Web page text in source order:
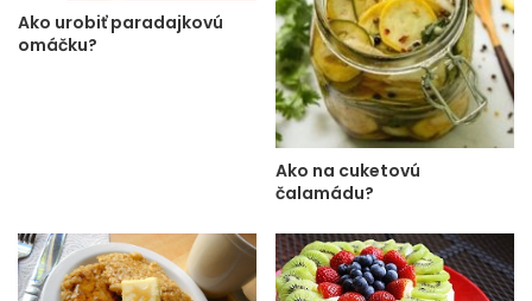
Ako urobiť paradajkovú
omáčku?
Ako na cuketovú
čalamádu?